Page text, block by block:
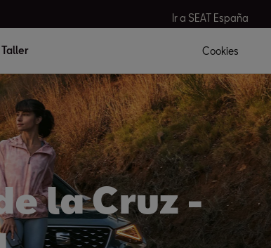
Ir a SEAT España
Cookies
la Cruz -